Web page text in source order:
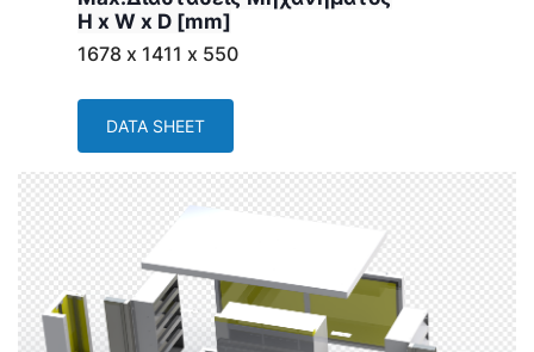
H x W x D [mm]
1678 х 1411 x 550
DATA SHEET